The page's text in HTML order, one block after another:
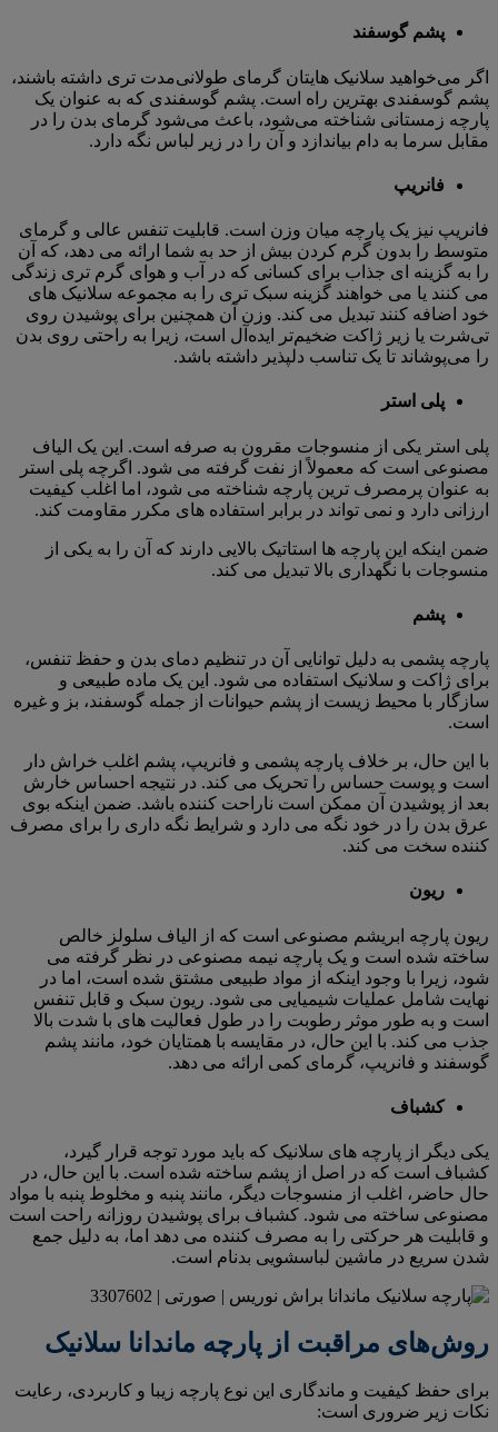
پشم گوسفند
اگر می‌خواهید سلانیک ‌هایتان گرمای طولانی‌مدت تری داشته باشند،
پشم گوسفندی بهترین راه است. پشم گوسفندی که به عنوان یک
پارچه زمستانی شناخته می‌شود، باعث می‌شود گرمای بدن را در
مقابل سرما به دام بیاندازد و آن را در زیر لباس نگه دارد.
فانریپ
فانریپ نیز یک پارچه میان وزن است. قابلیت تنفس عالی و گرمای
متوسط را بدون گرم کردن بیش از حد به شما ارائه می دهد، که آن
را به گزینه ای جذاب برای کسانی که در آب و هوای گرم تری زندگی
می کنند یا می خواهند گزینه سبک تری را به مجموعه سلانیک های
خود اضافه کنند تبدیل می کند. وزن آن همچنین برای پوشیدن روی
تی‌شرت یا زیر ژاکت ضخیم‌تر ایده‌آل است، زیرا به راحتی روی بدن
را می‌پوشاند تا یک تناسب دلپذیر داشته باشد.
پلی استر
پلی استر یکی از منسوجات مقرون به صرفه است. این یک الیاف
مصنوعی است که معمولاً از نفت گرفته می شود. اگرچه پلی استر
به عنوان پرمصرف ترین پارچه شناخته می شود، اما اغلب کیفیت
ارزانی دارد و نمی تواند در برابر استفاده های مکرر مقاومت کند.
ضمن اینکه این پارچه ها استاتیک بالایی دارند که آن را به یکی از
منسوجات با نگهداری بالا تبدیل می کند.
پشم
پارچه پشمی به دلیل توانایی آن در تنظیم دمای بدن و حفظ تنفس،
برای ژاکت و سلانیک استفاده می شود. این یک ماده طبیعی و
سازگار با محیط زیست از پشم حیوانات از جمله گوسفند، بز و غیره
است.
با این حال، بر خلاف پارچه پشمی و فانریپ، پشم اغلب خراش دار
است و پوست حساس را تحریک می کند. در نتیجه احساس خارش
بعد از پوشیدن آن ممکن است ناراحت کننده باشد. ضمن اینکه بوی
عرق بدن را در خود نگه می دارد و شرایط نگه داری را برای مصرف
کننده سخت می کند.
ریون
ریون پارچه ابریشم مصنوعی است که از الیاف سلولز خالص
ساخته شده است و یک پارچه نیمه مصنوعی در نظر گرفته می
شود، زیرا با وجود اینکه از مواد طبیعی مشتق شده است، اما در
نهایت شامل عملیات شیمیایی می شود. ریون سبک و قابل تنفس
است و به طور موثر رطوبت را در طول فعالیت های با شدت بالا
جذب می کند. با این حال، در مقایسه با همتایان خود، مانند پشم
گوسفند و فانریپ، گرمای کمی ارائه می دهد.
کشباف
یکی دیگر از پارچه های سلانیک که باید مورد توجه قرار گیرد،
کشباف است که در اصل از پشم ساخته شده است. با این حال، در
حال حاضر، اغلب از منسوجات دیگر، مانند پنبه و مخلوط پنبه با مواد
مصنوعی ساخته می شود. کشباف برای پوشیدن روزانه راحت است
و قابلیت هر حرکتی را به مصرف کننده می دهد اما، به دلیل جمع
شدن سریع در ماشین لباسشویی بدنام است.
روش‌های مراقبت از پارچه ماندانا سلانیک
برای حفظ کیفیت و ماندگاری این نوع پارچه زیبا و کاربردی، رعایت
نکات زیر ضروری است: